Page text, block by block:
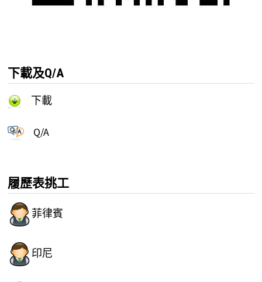
下載及Q/A
下載
Q/A
履歷表挑工
菲律賓
印尼